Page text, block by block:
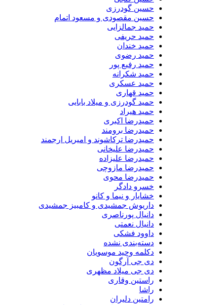
حسین گودرزی
حسین مقصودی و مسعود اتمام
حمید جمالزایی
حمید حریفی
حمید خندان
حمید رضوی
حمید رفیع پور
حمید شکرانه
حمید عسکری
حمید قهاری
حمید گودرزی و میلاد بابایی
حمید هیراد
حمیدرضا اکبری
حمیدرضا برومند
حمیدرضا ترکاشوند و امیریل ارجمند
حمیدرضا علیخانی
حمیدرضا علیزاده
حمیدرضا مازوچی
حمیدرضا محوی
خسرو دادگر
خشایار و نیما و کانو
داریوش جمشیدی و کامبیز جمشیدی
دانیال پورناصری
دانیال نعمتی
داوود فشکی
دسته‌بندی نشده
دکلمه وحید موسویان
دی جی آرگون
دی جی میلاد مظهری
راستین وقاری
راشا
رامتین دلیران